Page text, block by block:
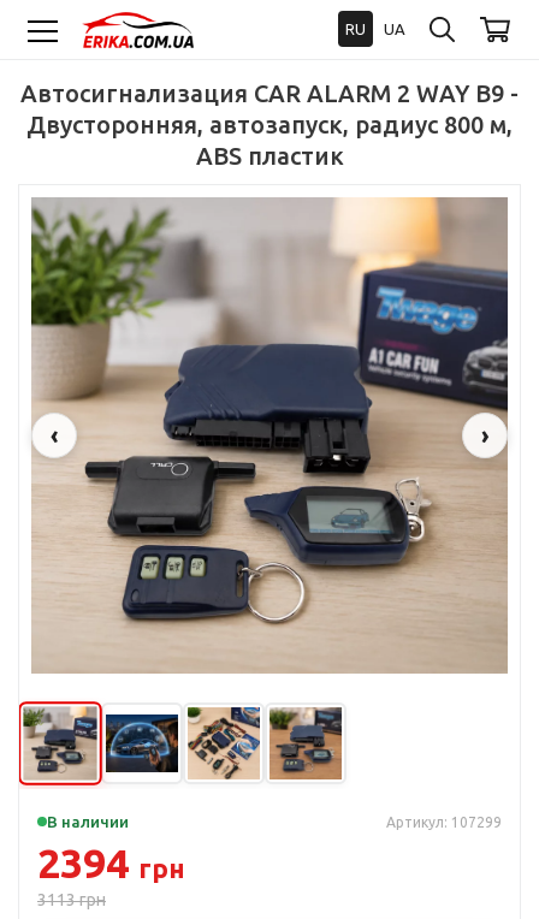
RU UA
Автосигнализация CAR ALARM 2 WAY B9 -
Двусторонняя, автозапуск, радиус 800 м,
ABS пластик
‹ ›
В наличии Артикул: 107299
2394 грн
3113грн